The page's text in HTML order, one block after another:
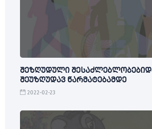
შეზღუდული
შეუზღუდავ წარმატებამდე
2022-02-23